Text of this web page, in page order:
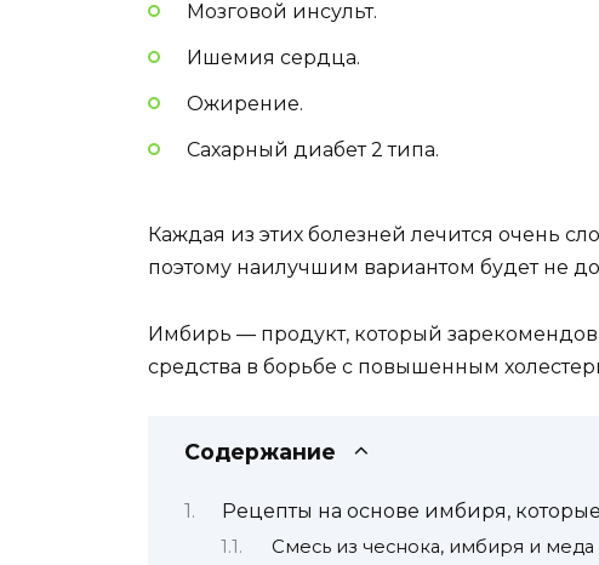
Мозговой инсульт.
Ишемия сердца.
Ожирение.
Сахарный диабет 2 типа.
Каждая из этих болезней лечится очень
поэтому наилучшим вариантом будет не
Имбирь — продукт, который
средства в борьбе с повышенным
Содержание
Рецепты на основе имбиря,
Смесь из чеснока, имбиря и меда